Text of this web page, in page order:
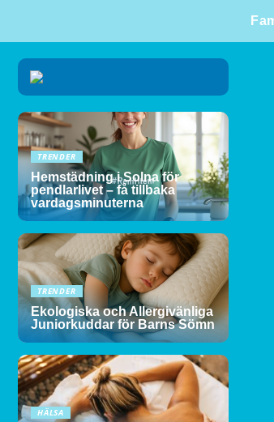
TRENDER
Hemstädning i Solna för
pendlarlivet – få tillbaka
vardagsminuterna
TRENDER
Ekologiska och Allergivänliga
Juniorkuddar för Barns Sömn
HÄLSA